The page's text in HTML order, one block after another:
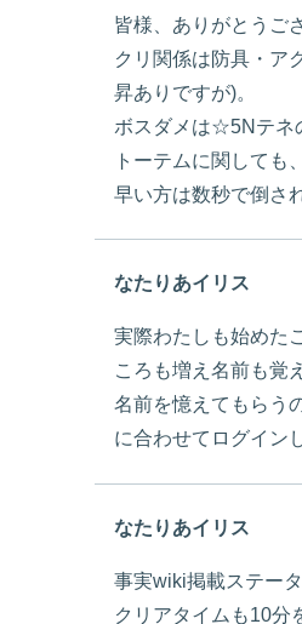
皆様、ありがとうご
クリ関係は防具・ア
昇ありですが)。
ボスダメは☆5Nテネ
トーテムに関しても
早い方は数秒で倒さ
なたりあイリス
実際わたしも始めた
ころも増え名前も覚
名前を憶えてもらう
に合わせてログイン
なたりあイリス
事実wiki掲載ステー
クリアタイムも10分